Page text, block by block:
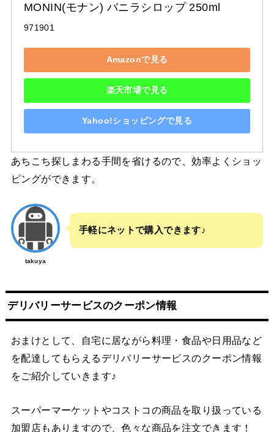
MONIN(モナン) バニラシロップ 250ml
971901
Amazonで見る
楽天市場で見る
Yahoo!ショッピングで見る
あちこち探しまわる手間を省けるので、効率よくショッ
ピングができます。
takuya
手軽にネットで購入できます♪
デリバリーサービスのクーポン情報
おまけとして、自宅に居ながら料理・食品や日用品など
を配達してもらえるデリバリーサービスのクーポン情報
をご紹介していきます♪
スーパーマーケットやコストコの商品を取り扱っている
加盟店もありますので、色々な商品を注文できます！